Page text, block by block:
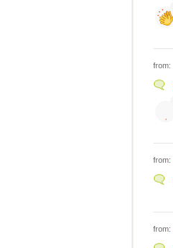
from:
from:
from: